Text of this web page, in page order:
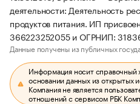
деятельности: Деятельность
продуктов питания. ИП
366223252055 и ОГРНИП:
Данные получены из публичных
Информация носит справочный
основании данных из открытых
Компания не является
отношений с сервисом РБК